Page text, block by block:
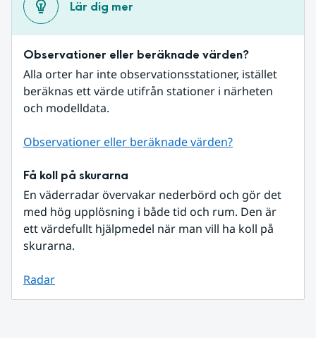
Lär dig mer
Observationer eller beräknade värden?
Alla orter har inte observationsstationer, istället
beräknas ett värde utifrån stationer i närheten
och modelldata.
Observationer eller beräknade värden?
Få koll på skurarna
En väderradar övervakar nederbörd och gör det
med hög upplösning i både tid och rum. Den är
ett värdefullt hjälpmedel när man vill ha koll på
skurarna.
Radar